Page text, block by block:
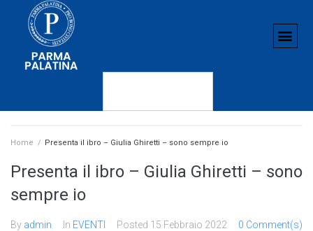
Home / Presenta il ibro – Giulia Ghiretti – sono sempre io
Presenta il ibro – Giulia Ghiretti – sono
sempre io
By admin In EVENTI Posted 15 Febbraio 2022 0 Comment(s)